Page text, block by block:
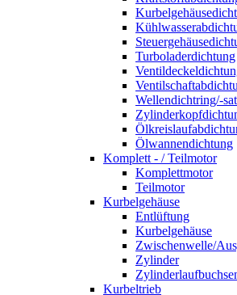
Turboladerdichtung
Wellendichtring/-
Ölwannendichtung
Komplett - / Teilmotor
Komplettmotor
Teilmotor
Kurbelgehäuse
Entlüftung
Kurbelgehäuse
Zwischenwelle/
Zylinder
Kurbeltrieb